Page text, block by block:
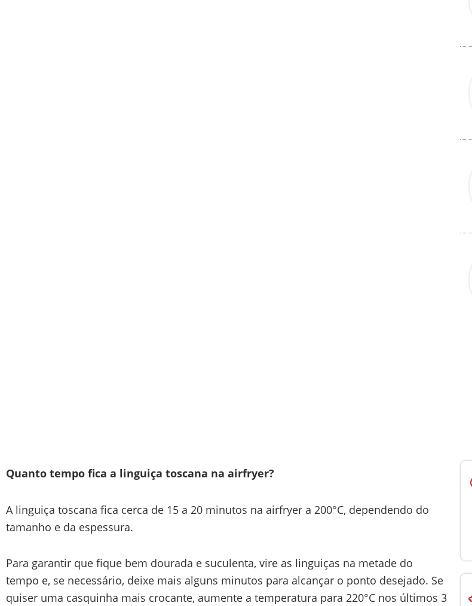
Quanto tempo fica a linguiça toscana na airfryer?
A linguiça toscana fica cerca de 15 a 20 minutos na airfryer a 200°C, dependendo do
tamanho e da espessura.
Para garantir que fique bem dourada e suculenta, vire as linguiças na metade do
tempo e, se necessário, deixe mais alguns minutos para alcançar o ponto desejado. Se
quiser uma casquinha mais crocante, aumente a temperatura para 220°C nos últimos 3